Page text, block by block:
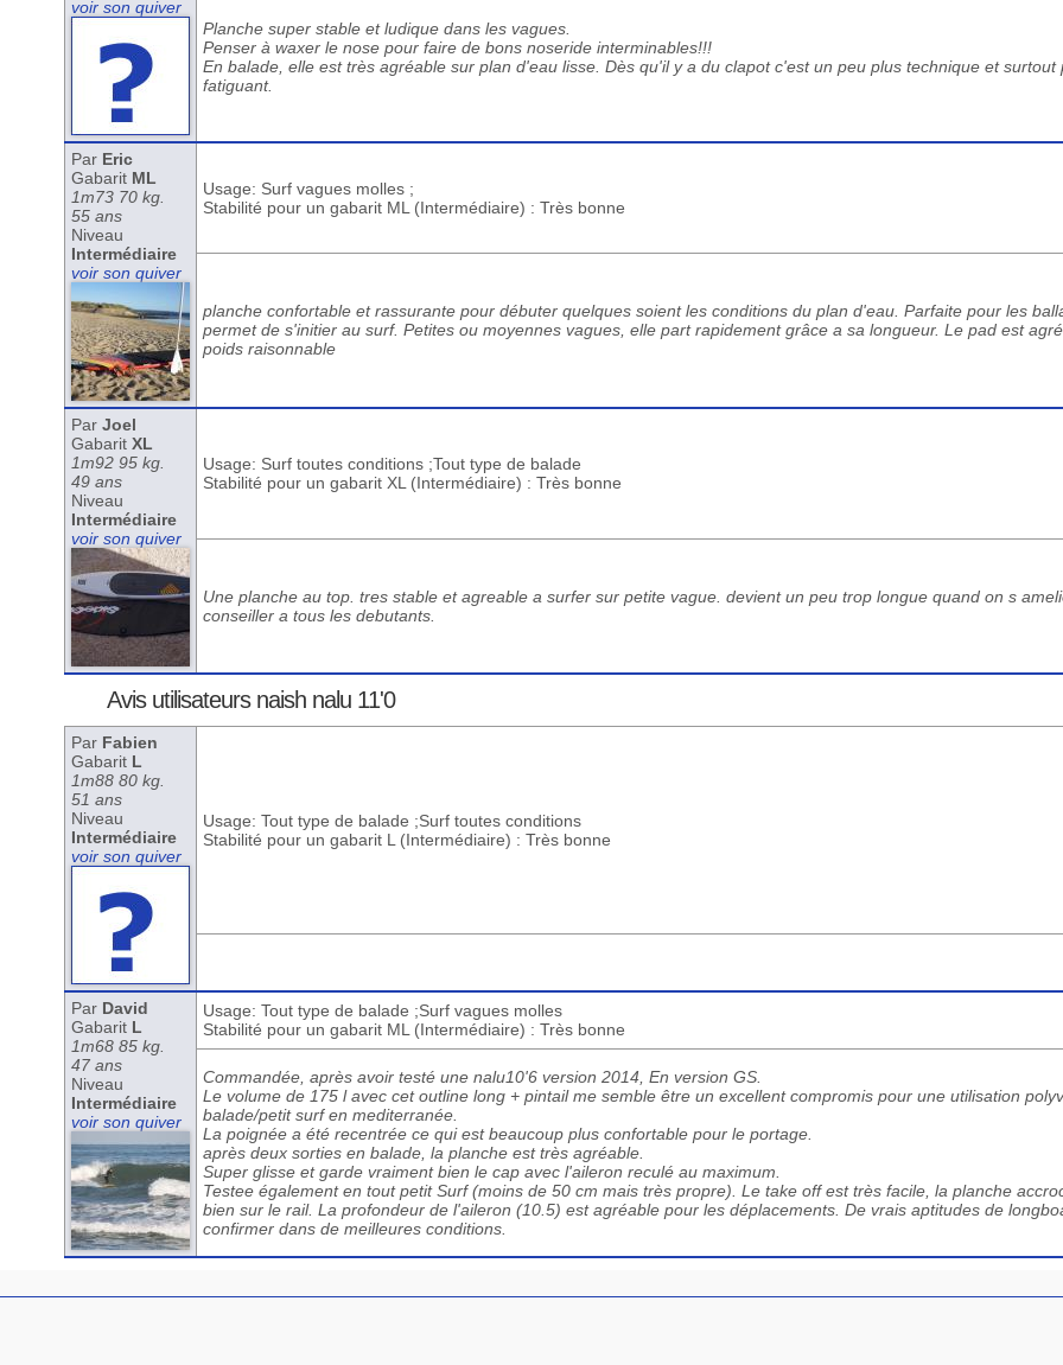
voir son quiver
Planche super stable et ludique dans les vagues.
Penser à waxer le nose pour faire de bons noseride interminables!!!
En balade, elle est très agréable sur plan d'eau lisse. Dès qu'il y a du clapot c'est un peu plus technique et surtout
fatiguant.
Par Eric
Gabarit ML
1m73 70 kg.
55 ans
Niveau
Intermédiaire
voir son quiver
Usage: Surf vagues molles ;
Stabilité pour un gabarit ML (Intermédiaire) : Très bonne
planche confortable et rassurante pour débuter quelques soient les conditions du plan d'eau. Parfaite pour les
permet de s'initier au surf. Petites ou moyennes vagues, elle part rapidement grâce a sa longueur. Le pad est
poids raisonnable
Par Joel
Gabarit XL
1m92 95 kg.
49 ans
Niveau
Intermédiaire
voir son quiver
Usage: Surf toutes conditions ;Tout type de balade
Stabilité pour un gabarit XL (Intermédiaire) : Très bonne
Une planche au top. tres stable et agreable a surfer sur petite vague. devient un peu trop longue quand on s
conseiller a tous les debutants.
Avis utilisateurs naish nalu 11'0
Par Fabien
Gabarit L
1m88 80 kg.
51 ans
Niveau
Intermédiaire
voir son quiver
Usage: Tout type de balade ;Surf toutes conditions
Stabilité pour un gabarit L (Intermédiaire) : Très bonne
Par David
Gabarit L
1m68 85 kg.
47 ans
Niveau
Intermédiaire
voir son quiver
Usage: Tout type de balade ;Surf vagues molles
Stabilité pour un gabarit ML (Intermédiaire) : Très bonne
Commandée, après avoir testé une nalu10'6 version 2014, En version GS.
Le volume de 175 l avec cet outline long + pintail me semble être un excellent compromis pour une utilisation
balade/petit surf en mediterranée.
La poignée a été recentrée ce qui est beaucoup plus confortable pour le portage.
après deux sorties en balade, la planche est très agréable.
Super glisse et garde vraiment bien le cap avec l'aileron reculé au maximum.
Testee également en tout petit Surf (moins de 50 cm mais très propre). Le take off est très facile, la planche
bien sur le rail. La profondeur de l'aileron (10.5) est agréable pour les déplacements. De vrais aptitudes de
confirmer dans de meilleures conditions.